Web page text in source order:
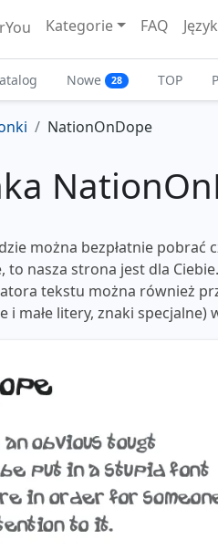
Kategorie FAQ
Nowe 28 TOP
NationOnDope
można bezpłatnie pobrać
to nasza strona jest dla
tekstu można również
i małe litery, znaki specjalne)